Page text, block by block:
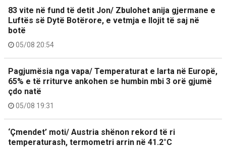
83 vite në fund të detit Jon/ Zbulohet anija gjermane e
Luftës së Dytë Botërore, e vetmja e llojit të saj në
botë
05/08 20:54
Pagjumësia nga vapa/ Temperaturat e larta në Europë,
65% e të rriturve ankohen se humbin mbi 3 orë gjumë
çdo natë
05/08 19:31
‘Çmendet’ moti/ Austria shënon rekord të ri
temperaturash, termometri arrin në 41.2°C